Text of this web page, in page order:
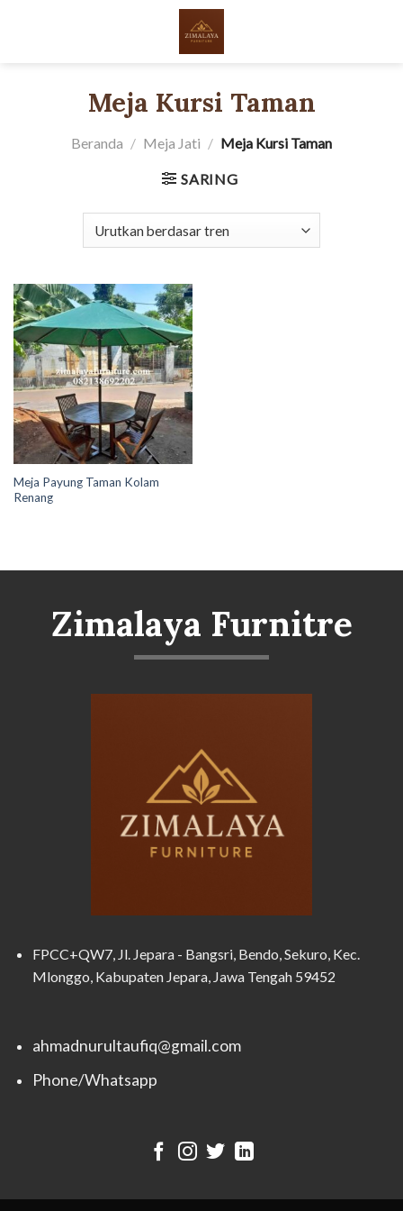
Meja Kursi Taman
Beranda / Meja Jati / Meja Kursi Taman
SARING
Meja Payung Taman Kolam
Renang
Zimalaya Furnitre
FPCC+QW7, Jl. Jepara - Bangsri, Bendo, Sekuro, Kec.
Mlonggo, Kabupaten Jepara, Jawa Tengah 59452
ahmadnurultaufiq@gmail.com
Phone/Whatsapp